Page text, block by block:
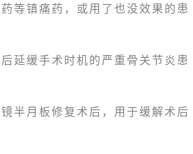
等镇痛药，或用了也没效果的患
延缓手术时机的严重骨关节炎患
半月板修复术后，用于缓解术后